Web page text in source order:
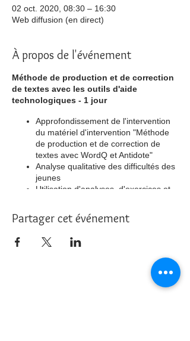
02 oct. 2020, 08:30 – 16:30
Web diffusion (en direct)
À propos de l'événement
Méthode de production et de correction
de textes avec les outils d'aide
technologiques - 1 jour
Approfondissement de l'intervention
du matériel d'intervention "Méthode
de production et de correction de
textes avec WordQ et Antidote"
Analyse qualitative des difficultés des
jeunes
Utilisation d'analyses, d'exercices et
Contenu favorisant le développement
des apprentissages
Partager cet événement